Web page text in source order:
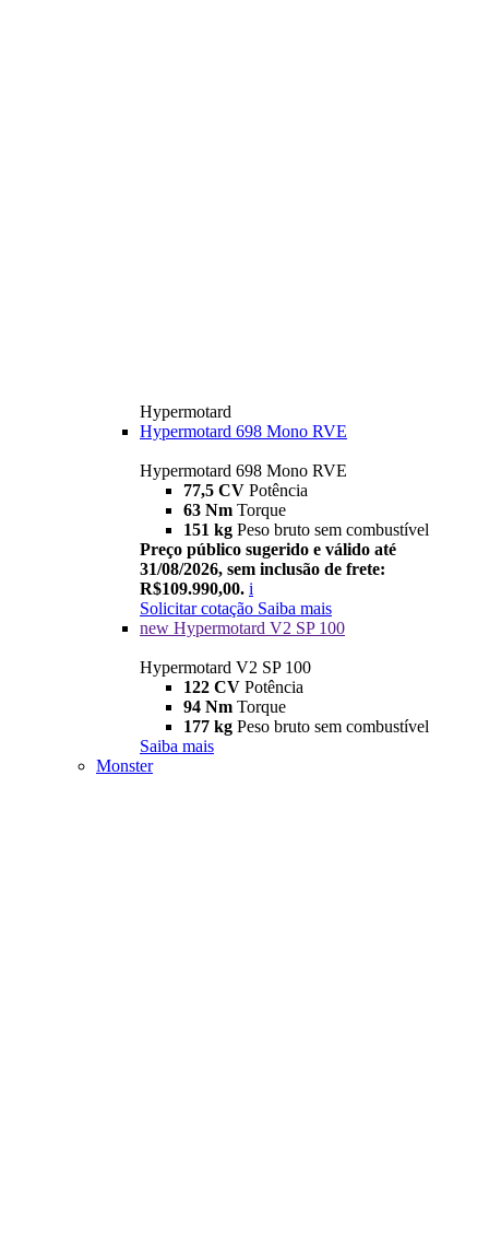
Hypermotard
Hypermotard 698 Mono RVE
Hypermotard 698 Mono RVE
77,5 CV Potência
63 Nm Torque
151 kg Peso bruto sem combustível
Preço público sugerido e válido até
31/08/2026, sem inclusão de frete:
R$109.990,00. i
Solicitar cotação Saiba mais
new Hypermotard V2 SP 100
Hypermotard V2 SP 100
122 CV Potência
94 Nm Torque
177 kg Peso bruto sem combustível
Saiba mais
Monster